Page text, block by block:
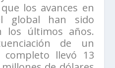
los avances en
global han sido
los últimos años.
de un
llevó 13